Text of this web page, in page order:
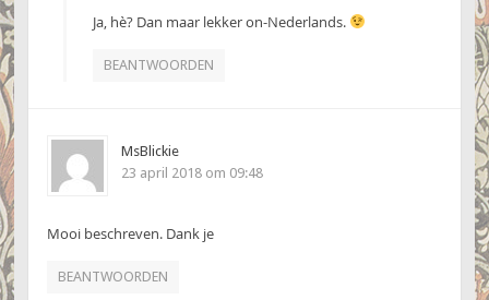
Ja, hè? Dan maar lekker on-Nederlands.
BEANTWOORDEN
MsBlickie
23 april 2018 om 09:48
Mooi beschreven. Dank je
BEANTWOORDEN